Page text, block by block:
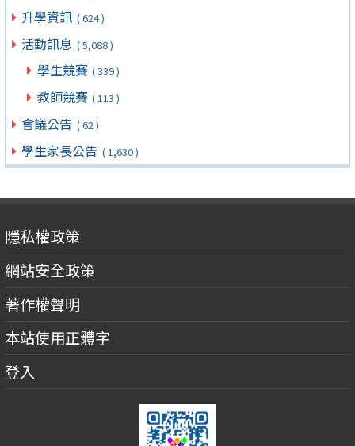
升學資訊 ( 624 )
活動訊息 ( 5,088 )
學生競賽 ( 339 )
教師競賽 ( 113 )
會議公告 ( 62 )
學生家長公告 ( 1,630 )
隱私權政策
網站安全政策
著作權聲明
本站使用正體字
登入